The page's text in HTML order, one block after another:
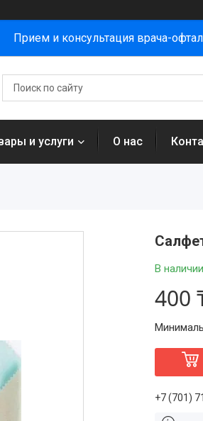
Прием и консультация врача-
и услуги О нас
В наличии
400
+7 (701)